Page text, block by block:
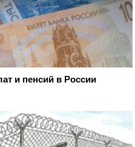
и пенсий в России